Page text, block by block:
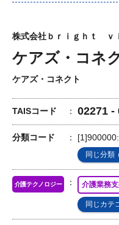
株式会社ｂｒｉｇｈｔ ｖ
ケアズ・コネ
ケアズ・コネクト
TAISコード 02271 -
分類コード
同じ分類
介護テクノロジー 介護業務
同じカテ